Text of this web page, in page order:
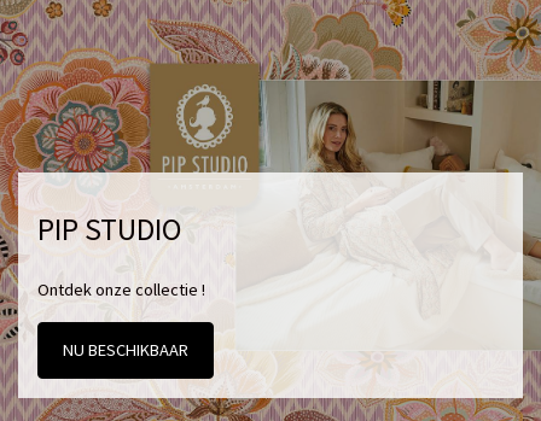
PIP STUDIO
Ontdek onze collectie !
NU BESCHIKBAAR